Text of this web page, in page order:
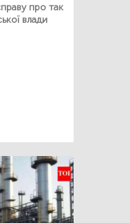
про так
влади